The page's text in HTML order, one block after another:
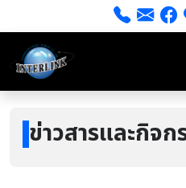
ข่าวสารและกิจก